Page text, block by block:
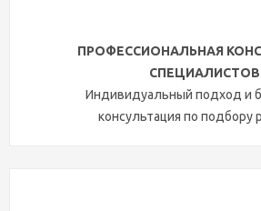
ПРОФЕССИОНАЛЬНАЯ
СПЕЦИАЛИСТОВ
Индивидуальный подход и
консультация по подбору